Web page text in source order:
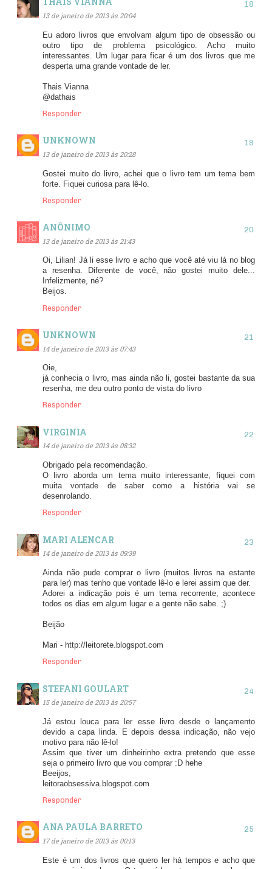
13 de janeiro de 2013 às 20:04
Eu adoro livros que envolvam algum tipo de obsessão ou
outro tipo de problema psicológico. Acho muito
interessantes. Um lugar para ficar é um dos livros que me
desperta uma grande vontade de ler.
Thais Vianna
@dathais
Responder
UNKNOWN
13 de janeiro de 2013 às 20:28
Gostei muito do livro, achei que o livro tem um tema bem
forte. Fiquei curiosa para lê-lo.
Responder
ANÔNIMO
13 de janeiro de 2013 às 21:43
Oi, Lilian! Já li esse livro e acho que você até viu lá no blog
a resenha. Diferente de você, não gostei muito dele...
Infelizmente, né?
Beijos.
Responder
UNKNOWN
14 de janeiro de 2013 às 07:43
Oie,
já conhecia o livro, mas ainda não li, gostei bastante da sua
resenha, me deu outro ponto de vista do livro
Responder
VIRGINIA
14 de janeiro de 2013 às 08:32
Obrigado pela recomendação.
O livro aborda um tema muito interessante, fiquei com
muita vontade de saber como a história vai se
desenrolando.
Responder
MARI ALENCAR
14 de janeiro de 2013 às 09:39
Ainda não pude comprar o livro (muitos livros na estante
para ler) mas tenho que vontade lê-lo e lerei assim que der.
Adorei a indicação pois é um tema recorrente, acontece
todos os dias em algum lugar e a gente não sabe. ;)
Beijão
Mari - http://leitorete.blogspot.com
Responder
STEFANI GOULART
15 de janeiro de 2013 às 20:57
Já estou louca para ler esse livro desde o lançamento
devido a capa linda. E depois dessa indicação, não vejo
motivo para não lê-lo!
Assim que tiver um dinheirinho extra pretendo que esse
seja o primeiro livro que vou comprar :D hehe
Beeijos,
leitoraobsessiva.blogspot.com
Responder
ANA PAULA BARRETO
17 de janeiro de 2013 às 00:13
Este é um dos livros que quero ler há tempos e acho que